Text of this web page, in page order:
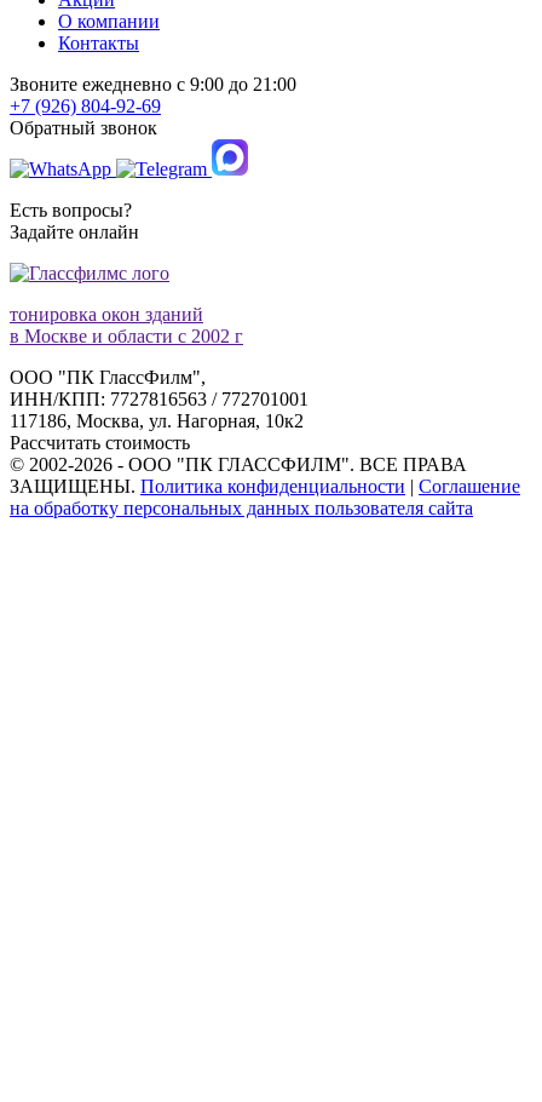
О компании
Контакты
Звоните ежедневно с 9:00 до 21:00
+7 (926) 804-92-69
Обратный звонок
Есть вопросы?
Задайте онлайн
тонировка окон зданий
в Москве и области c 2002 г
ООО "ПК ГлассФилм",
ИНН/КПП: 7727816563 / 772701001
117186, Москва, ул. Нагорная, 10к2
Рассчитать стоимость
© 2002-2026 - ООО "ПК ГЛАССФИЛМ". ВСЕ ПРАВА
ЗАЩИЩЕНЫ. Политика конфиденциальности | Соглашение
на обработку персональных данных пользователя сайта